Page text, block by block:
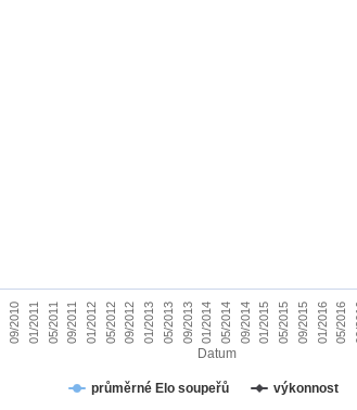
Datum
průměrné Elo soupeřů výkonnost
09/2010 01/2011 05/2011 09/2011 01/2012 05/2012 09/2012 01/2013 05/2013 09/2013 01/2014 05/2014 09/2014 01/2015 05/2015 09/2015 01/2016 05/2016